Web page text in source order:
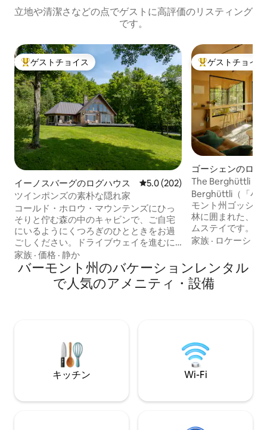
立地や清潔さなどの点でゲストに高評価のリスティング
です。
大好評のゲストチョイスです。
ゲストチョイス
イーノスバーグのログハウス レビュー202件、5つ星中5.0つ
5.0 (202)
ツインポンズの素朴な隠れ家
コールド・ホロウ・マウンテンズにひっ
そりと佇む森の中のキャビンで、ご自宅
にいるようにくつろぎのひとときをお過
ごしください。ドライブウェイを進むに
つれ、心配事が消えていくのを感じてく
ださい。今からはキャビンタイムです。1
日旅行した後のクローフットバスタブで
リラックスしたり、設備の整ったキッチ
ありません。星を眺めるのはまさに魔法
のようです！きっと帰りたくなくなるこ
とでしょう！
家族 · 価格 · 静か
大好評のゲスト
ゲストチョイス
ゴーシェンのログ
The Berghüttli：
の小屋
Berghüttli（「小
モント州ゴッシェ
林に囲まれた、ス
ムステイです。
ートな隠れ家。他
森が見渡せ、輝
光で空間を満た
インターネットは
家族 · ロケーショ
バーモント州のバケーションレンタル
で人気のアメニティ・設備
キッチン Wi-Fi